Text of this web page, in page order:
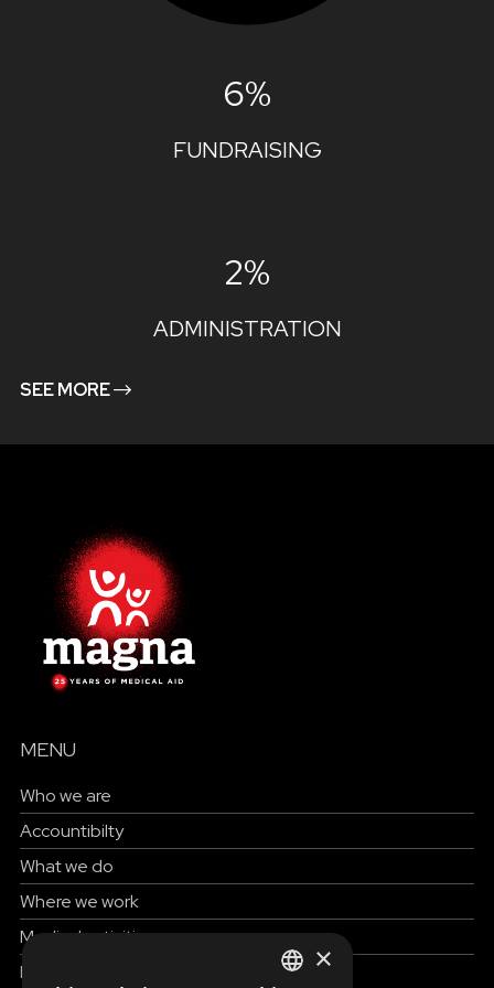
6%
FUNDRAISING
2%
ADMINISTRATION
SEE MORE
MENU
Who we are
Accountibilty
What we do
Where we work
Medical activities
How to help
×